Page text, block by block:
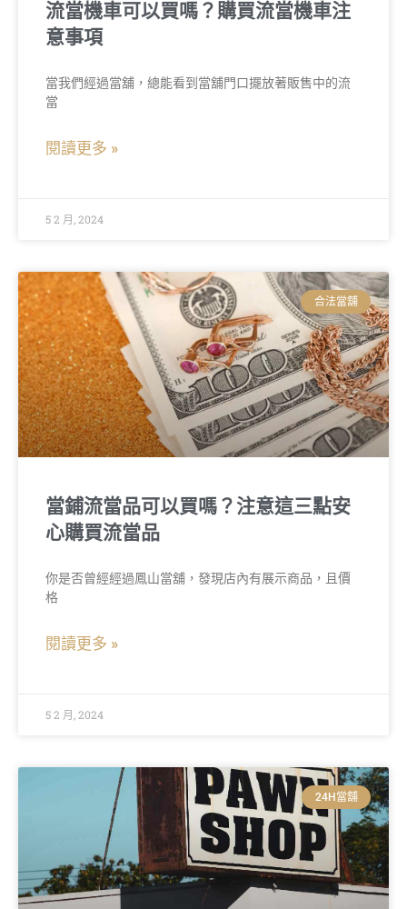
流當機車可以買嗎？購買流當機車注
意事項
當我們經過當舖，總能看到當舖門口擺放著販售中的流
當
閱讀更多 »
5 2 月, 2024
合法當舖
當鋪流當品可以買嗎？注意這三點安
心購買流當品
你是否曾經經過鳳山當舖，發現店內有展示商品，且價
格
閱讀更多 »
5 2 月, 2024
24H當舖